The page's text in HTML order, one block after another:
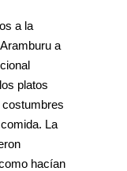
a la
a
platos
La
hacían